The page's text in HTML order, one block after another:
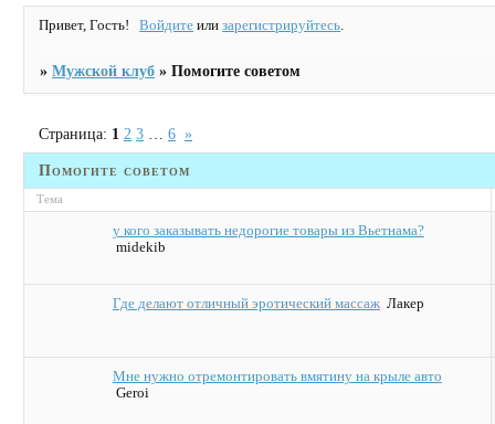
Привет, Гость! Войдите илизарегистрируйтесь.
»Мужской клуб »Помогите советом
Помогите советом
Страница: 1 2 3 6 »
Тема
у кого заказывать недорогие товары из Вьетнама?
midekib
Где делают отличный эротический массаж Лакер
Мне нужно отремонтировать вмятину на крыле авто
Geroi